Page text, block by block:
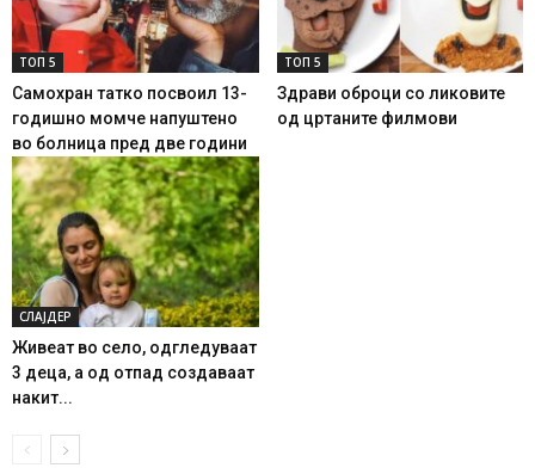
ТОП 5
Самохран татко посвоил 13-
годишно момче напуштено
во болница пред две години
ТОП 5
Здрави оброци со ликовите
од цртаните филмови
СЛАЈДЕР
Живеат во село, одгледуваат
3 деца, а од отпад создаваат
накит...